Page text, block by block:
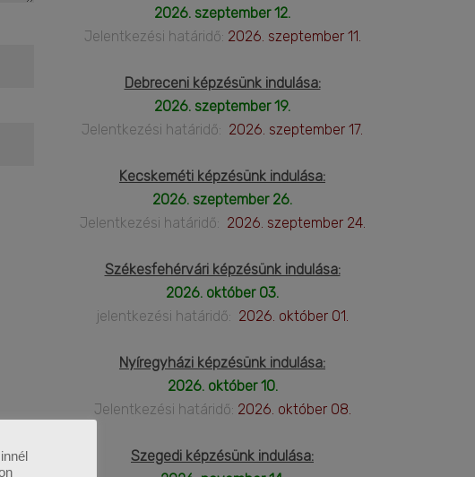
2026. szeptember 12.
Jelentkezési határidő: 2026. szeptember 11.
Debreceni képzésünk indulása:
2026. szeptember 19.
Jelentkezési határidő: 2026. szeptember 17.
Kecskeméti képzésünk indulása:
2026. szeptember 26.
Jelentkezési határidő: 2026. szeptember 24.
Székesfehérvári képzésünk indulása:
2026. október 03.
jelentkezési határidő: 2026. október 01.
Nyíregyházi képzésünk indulása:
2026. október 10.
Jelentkezési határidő: 2026. október 08.
Szegedi képzésünk indulása: